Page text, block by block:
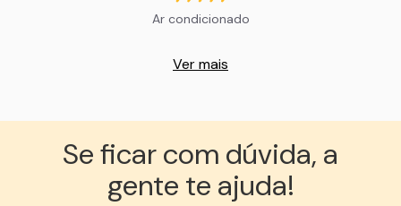
Ar condicionado
Ver mais
Se ficar com dúvida, a
gente te ajuda!︎